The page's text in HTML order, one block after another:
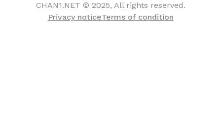
CHAN1.NET © 2025, All rights reserved.
Privacy noticeTerms of condition